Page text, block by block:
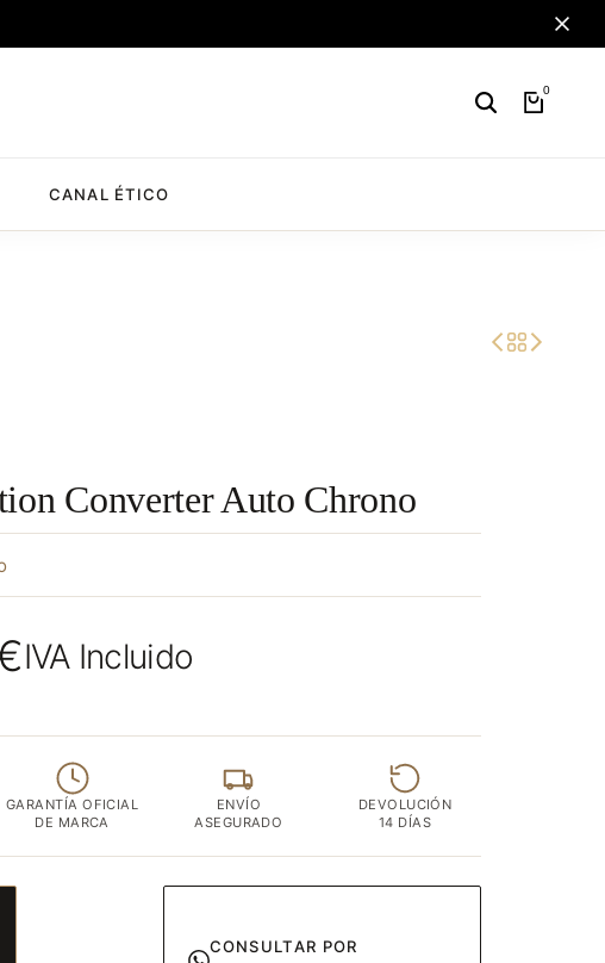
0
CANAL ÉTICO
Converter Auto Chrono
IVA Incluido
GARANTÍA OFICIAL
DE MARCA
ENVÍO
ASEGURADO
DEVOLUCIÓN
14 DÍAS
CONSULTAR POR